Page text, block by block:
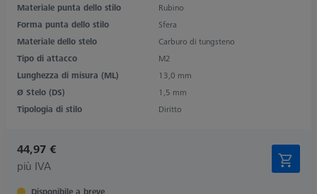
Materiale punta dello stilo
Rubino
Forma punta dello stilo
Sfera
Materiale dello stelo
Carburo di tungsteno
Tipo di attacco
M2
Lunghezza di misura (ML)
13,0 mm
Ø Stelo (DS)
1,5 mm
Tipologia di stilo
Diritto
44,97 €
più IVA
Disponibile a breve